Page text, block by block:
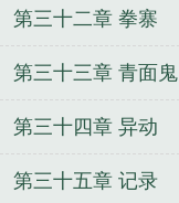
第三十二章 拳寨
第三十三章 青面鬼
第三十四章 异动
第三十五章 记录